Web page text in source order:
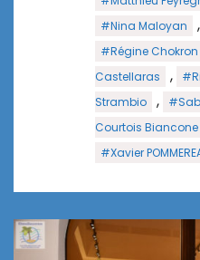
#Nina Maloyan ,
#Régine Chokron
Castellaras
,
Strambio
,
Courtois Biancone
#Xavier